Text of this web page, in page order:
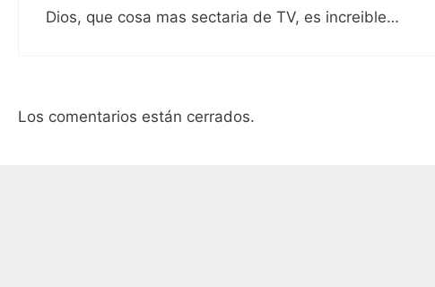
Dios, que cosa mas sectaria de TV, es increible…
Los comentarios están cerrados.